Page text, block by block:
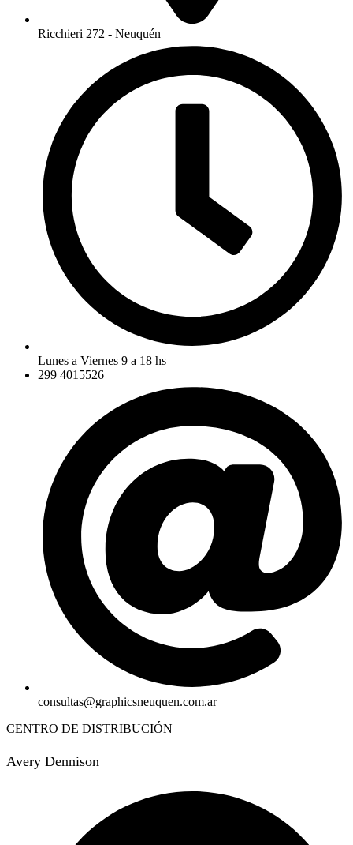
Ricchieri 272 - Neuquén
Lunes a Viernes 9 a 18 hs
299 4015526
consultas@graphicsneuquen.com.ar
CENTRO DE DISTRIBUCIÓN
Avery Dennison